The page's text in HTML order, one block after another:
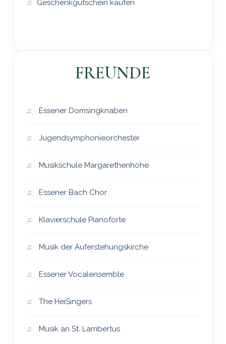
Geschenkgutschein kaufen
FREUNDE
Essener Domsingknaben
Jugendsymphonieorchester
Musikschule Margarethenhöhe
Essener Bach Chor
Klavierschule Pianoforte
Musik der Auferstehungskirche
Essener Vocalensemble
The HeiSingers
Musik an St. Lambertus